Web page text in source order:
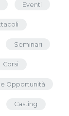
Eventi
Seminari
Corsi
Opportunità
Casting